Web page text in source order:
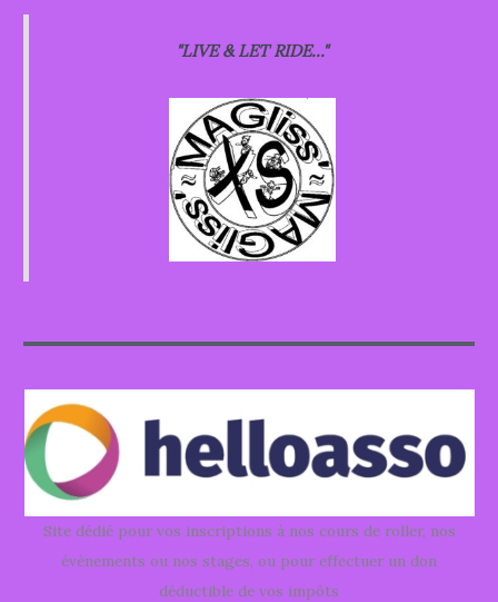
"LIVE & LET RIDE..."
Site dédié pour vos inscriptions à nos cours de roller, nos
évènements ou nos stages, ou pour effectuer un don
déductible de vos impôts